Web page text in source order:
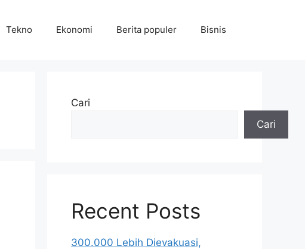
Tekno Ekonomi Berita populer Bisnis
Cari
Cari
Recent Posts
300.000 Lebih Dievakuasi,